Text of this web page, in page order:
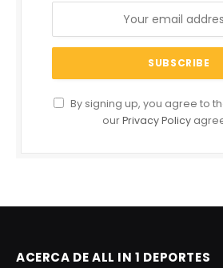
By signing up, you agree to
ourPrivacy Policy
ACERCA DE ALL IN 1 DEPORTES